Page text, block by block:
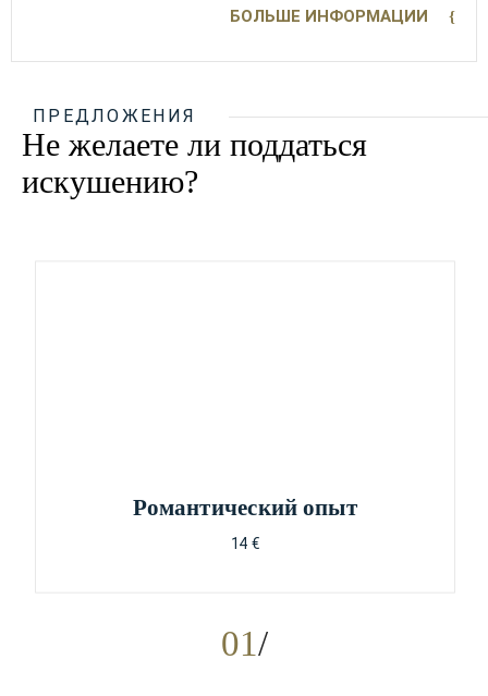
БОЛЬШЕ ИНФОРМАЦИИ
ПРЕДЛОЖЕНИЯ
Не желаете ли поддаться
искушению?
01
Pомантический опыт
14 €